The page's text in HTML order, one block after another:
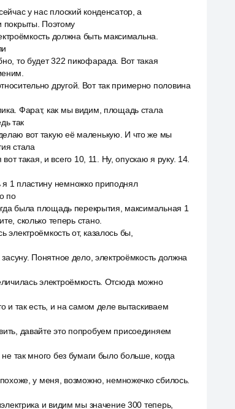
у нас плоский конденсатор, а
покрыты. Поэтому
должна быть максимальна.
то будет 322 пикофарада. Вот такая
другой. Вот так примерно половина
Фарат, как мы видим, площадь стала
так
вот такую её маленькую. И что же мы
стала
такая, и всего 10, 11. Ну, опускаю я руку. 14.
1 пластину немножко приподнял
по
была площадь перекрытия, максимальная 1
сколько теперь стано.
от, казалось бы,
Понятное дело, электроёмкость должна
электроёмкость. Отсюда можно
и так есть, и на самом деле вытаскиваем
давайте это попробуем присоединяем
так много без бумаги было больше, когда
у меня, возможно, немножечко сбилось.
и видим мы значение 300 теперь,